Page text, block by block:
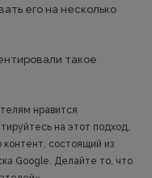
его на несколько
такое
нравится
на этот подход,
контент, состоящий из
Google. Делайте то, что